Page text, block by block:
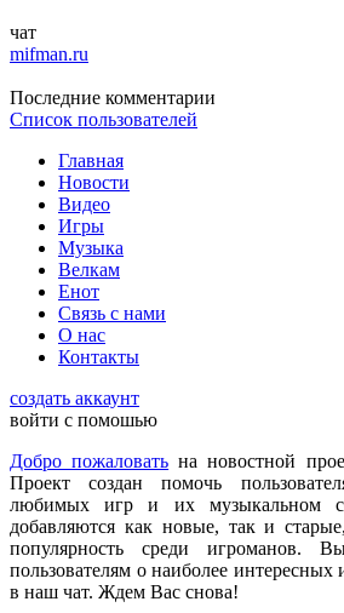
Palworld?
Checkmate:ometu
Что ты имеешь ввиду? На этом сайте
всех категорий людей, которые в той
интересуются играми и геймерской
ometu:новости для женщин
Цитата: lexafrog
Обновите, пожалуйста, игру Garry's Mod
Игра обновлена
lexafrog:Обновите, пожалуйста, игру
обнов вышло, а на сайте старенькая...
чат
mifman.ru
Последние комментарии
Список пользователей
Главная
Новости
Видео
Игры
Музыка
Велкам
Енот
Связь с нами
О нас
Контакты
создать аккаунт
войти с помошью
Добро пожаловать на новостной
Проект создан помочь
любимых игр и их музыкальном
добавляются как новые, так и
популярность среди игроманов.
пользователям о наиболее интересных
в наш чат. Ждем Вас снова!